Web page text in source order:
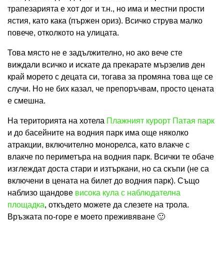
трапезарията е хот дог и т.н., но има и местни прости
ястия, като кака (пържен ориз). Всичко струва малко
повече, отколкото на улицата.
Това място не е задължително, но ако вече сте
виждали всичко и искате да прекарате мързелив ден
край морето с децата си, тогава за промяна това ще се
случи. Но не бих казал, че препоръчвам, просто цената
е смешна.
На територията на хотела Плажният курорт Патая парк
и до басейните на водния парк има още няколко
атракции, включително монорелса, като влакче с
влакче по периметъра на водния парк. Всички те обаче
изглеждат доста стари и изтъркани, но са скъпи (не са
включени в цената на билет до водния парк). Също
наблизо щандове висока кула с наблюдателна
площадка, откъдето можете да слезете на трола.
Връзката по-горе е моето преживяване 🙂